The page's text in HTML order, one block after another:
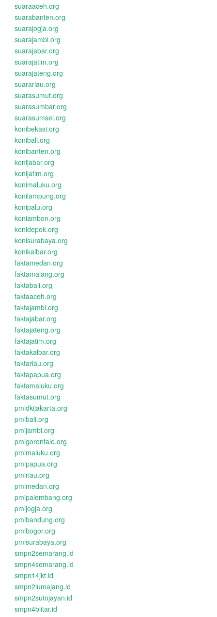
suaraaceh.org
suarabanten.org
suarajogja.org
suarajambi.org
suarajabar.org
suarajatim.org
suarajateng.org
suarariau.org
suarasumut.org
suarasumbar.org
suarasumsel.org
konibekasi.org
konibali.org
konibanten.org
konijabar.org
konijatim.org
konimaluku.org
konilampung.org
konipalu.org
koniambon.org
konidepok.org
konisurabaya.org
konikalbar.org
faktamedan.org
faktamalang.org
faktabali.org
faktaaceh.org
faktajambi.org
faktajabar.org
faktajateng.org
faktajatim.org
faktakalbar.org
faktariau.org
faktapapua.org
faktamaluku.org
faktasumut.org
pmidkijakarta.org
pmibali.org
pmijambi.org
pmigorontalo.org
pmimaluku.org
pmipapua.org
pmiriau.org
pmimedan.org
pmipalembang.org
pmijogja.org
pmibandung.org
pmibogor.org
pmisurabaya.org
smpn2semarang.id
smpn4semarang.id
smpn14jkt.id
smpn2lumajang.id
smpn2sutojayan.id
smpn4blitar.id